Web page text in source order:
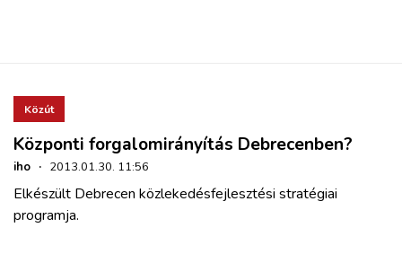
Közút
Központi forgalomirányítás Debrecenben?
iho · 2013.01.30. 11:56
Elkészült Debrecen közlekedésfejlesztési stratégiai
programja.